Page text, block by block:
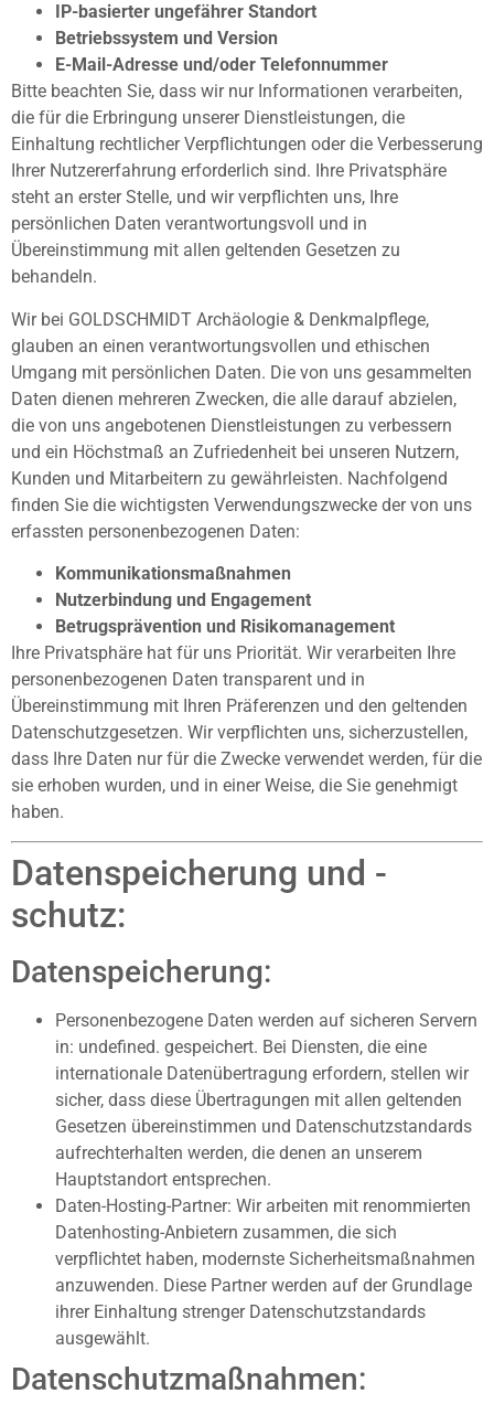
IP-basierter ungefährer Standort
Betriebssystem und Version
E-Mail-Adresse und/oder Telefonnummer
Bitte beachten Sie, dass wir nur Informationen verarbeiten,
die für die Erbringung unserer Dienstleistungen, die
Einhaltung rechtlicher Verpflichtungen oder die Verbesserung
Ihrer Nutzererfahrung erforderlich sind. Ihre Privatsphäre
steht an erster Stelle, und wir verpflichten uns, Ihre
persönlichen Daten verantwortungsvoll und in
Übereinstimmung mit allen geltenden Gesetzen zu
behandeln.
Wir bei GOLDSCHMIDT Archäologie & Denkmalpflege,
glauben an einen verantwortungsvollen und ethischen
Umgang mit persönlichen Daten. Die von uns gesammelten
Daten dienen mehreren Zwecken, die alle darauf abzielen,
die von uns angebotenen Dienstleistungen zu verbessern
und ein Höchstmaß an Zufriedenheit bei unseren Nutzern,
Kunden und Mitarbeitern zu gewährleisten. Nachfolgend
finden Sie die wichtigsten Verwendungszwecke der von uns
erfassten personenbezogenen Daten:
Kommunikationsmaßnahmen
Nutzerbindung und Engagement
Betrugsprävention und Risikomanagement
Ihre Privatsphäre hat für uns Priorität. Wir verarbeiten Ihre
personenbezogenen Daten transparent und in
Übereinstimmung mit Ihren Präferenzen und den geltenden
Datenschutzgesetzen. Wir verpflichten uns, sicherzustellen,
dass Ihre Daten nur für die Zwecke verwendet werden, für die
sie erhoben wurden, und in einer Weise, die Sie genehmigt
haben.
Datenspeicherung und -
schutz:
Datenspeicherung:
Personenbezogene Daten werden auf sicheren Servern
in: undefined. gespeichert. Bei Diensten, die eine
internationale Datenübertragung erfordern, stellen wir
sicher, dass diese Übertragungen mit allen geltenden
Gesetzen übereinstimmen und Datenschutzstandards
aufrechterhalten werden, die denen an unserem
Hauptstandort entsprechen.
Daten-Hosting-Partner: Wir arbeiten mit renommierten
Datenhosting-Anbietern zusammen, die sich
verpflichtet haben, modernste Sicherheitsmaßnahmen
anzuwenden. Diese Partner werden auf der Grundlage
ihrer Einhaltung strenger Datenschutzstandards
ausgewählt.
Datenschutzmaßnahmen: